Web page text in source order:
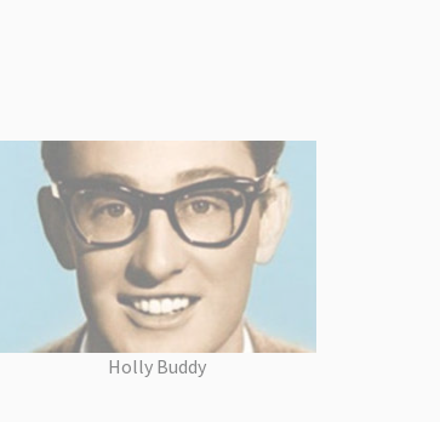
Holly Buddy